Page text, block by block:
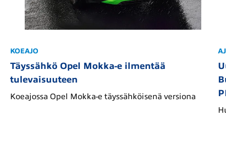
KOEAJO
Täyssähkö Opel Mokka-e ilmentää
tulevaisuuteen
Koeajossa Opel Mokka-e täyssähköisenä versiona